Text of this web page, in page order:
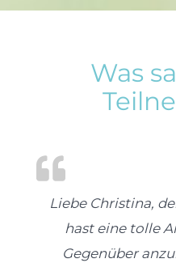
Was
Liebe Christina,
hast eine tolle
Gegenüber